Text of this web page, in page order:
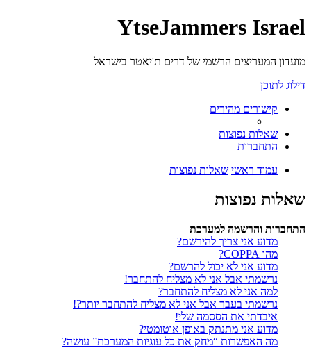
YtseJammers Israel
מועדון המעריצים הרשמי של דרים ת'יאטר בישראל
דילוג לתוכן
קישורים מהירים
שאלות נפוצות
התחברות
עמוד ראשי שאלות נפוצות
שאלות נפוצות
התחברות והרשמה למערכת
מדוע אני צריך להירשם?
מהו COPPA?
מדוע אני לא יכול להרשם?
נרשמתי אבל אני לא מצליח להתחבר!
למה אני לא מצליח להתחבר?
נרשמתי בעבר אבל אני לא מצליח להתחבר יותר?!
איבדתי את הססמה שלי!
מדוע אני מתנתק באופן אוטומטי?
מה האפשרות “מחק את כל עוגיות המערכת” עושה?